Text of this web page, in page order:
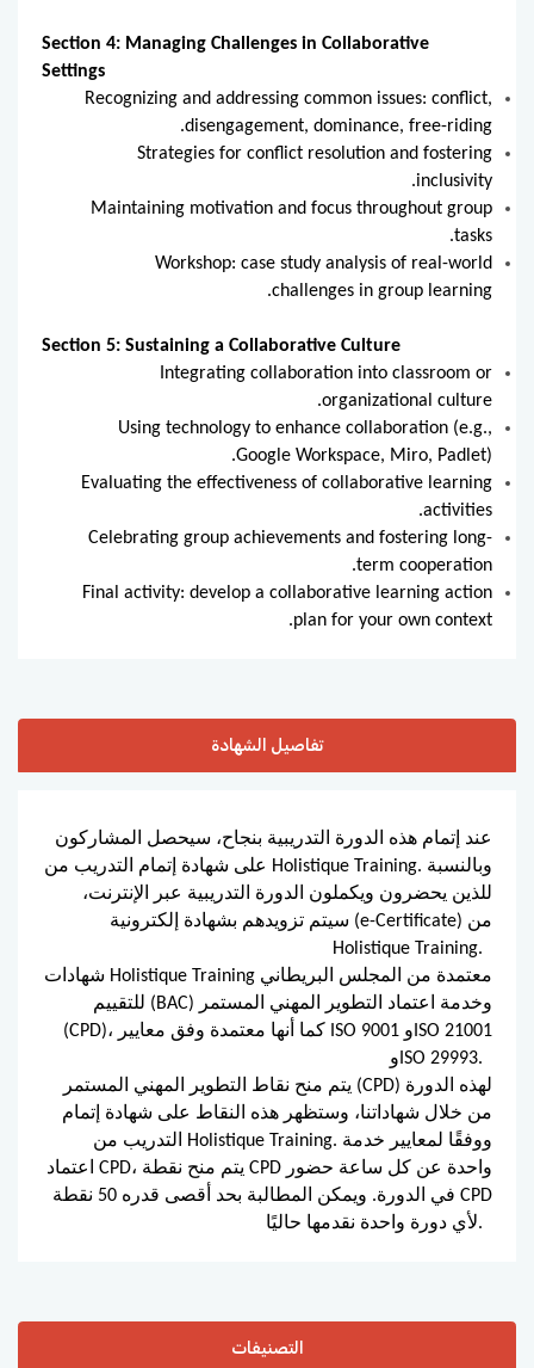
Section 4: Managing Challenges in Collaborative
Settings
Recognizing and addressing common issues: conflict,
disengagement, dominance, free-riding.
Strategies for conflict resolution and fostering
inclusivity.
Maintaining motivation and focus throughout group
tasks.
Workshop: case study analysis of real-world
challenges in group learning.
Section 5: Sustaining a Collaborative Culture
Integrating collaboration into classroom or
organizational culture.
Using technology to enhance collaboration (e.g.,
Google Workspace, Miro, Padlet).
Evaluating the effectiveness of collaborative learning
activities.
Celebrating group achievements and fostering long-
term cooperation.
Final activity: develop a collaborative learning action
plan for your own context.
تفاصيل الشهادة
عند إتمام هذه الدورة التدريبية بنجاح، سيحصل المشاركون
على شهادة إتمام التدريب من Holistique Training. وبالنسبة
للذين يحضرون ويكملون الدورة التدريبية عبر الإنترنت،
سيتم تزويدهم بشهادة إلكترونية (e-Certificate) من
Holistique Training.
شهادات Holistique Training معتمدة من المجلس البريطاني
للتقييم (BAC) وخدمة اعتماد التطوير المهني المستمر
(CPD)، كما أنها معتمدة وفق معايير ISO 9001 وISO 21001
وISO 29993.
يتم منح نقاط التطوير المهني المستمر (CPD) لهذه الدورة
من خلال شهاداتنا، وستظهر هذه النقاط على شهادة إتمام
التدريب من Holistique Training. ووفقًا لمعايير خدمة
اعتماد CPD، يتم منح نقطة CPD واحدة عن كل ساعة حضور
في الدورة. ويمكن المطالبة بحد أقصى قدره 50 نقطة CPD
لأي دورة واحدة نقدمها حاليًا.
التصنيفات